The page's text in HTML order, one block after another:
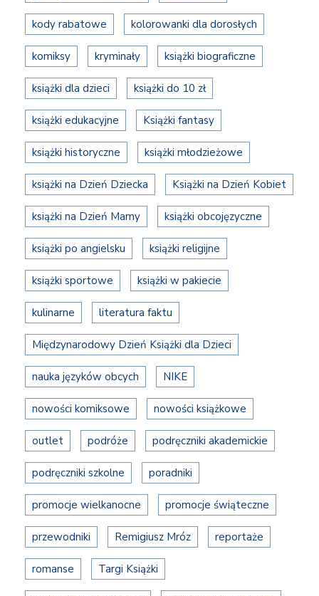
kody rabatowe kolorowanki dla dorosłych
komiksy kryminały książki biograficzne
książki dla dzieci książki do 10 zł
książki edukacyjne Książki fantasy
książki historyczne książki młodzieżowe
książki na Dzień Dziecka Książki na Dzień Kobiet
książki na Dzień Mamy książki obcojęzyczne
książki po angielsku książki religijne
książki sportowe książki w pakiecie
kulinarne literatura faktu
Międzynarodowy Dzień Książki dla Dzieci
nauka języków obcych NIKE
nowości komiksowe nowości książkowe
outlet podróże podręczniki akademickie
podręczniki szkolne poradniki
promocje wielkanocne promocje świąteczne
przewodniki Remigiusz Mróz reportaże
romanse Targi Książki